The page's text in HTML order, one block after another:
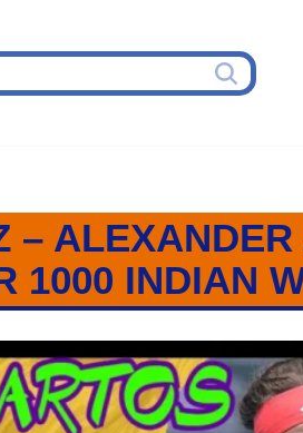
– ALEXANDER
1000 INDIAN